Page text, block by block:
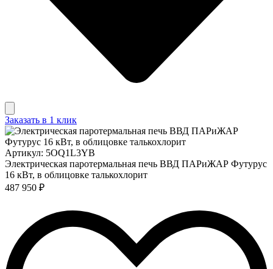
Заказать в 1 клик
Артикул: 5OQ1L3YB
Электрическая паротермальная печь ВВД ПАРиЖАР Футурус
16 кВт, в облицовке талькохлорит
487 950 ₽